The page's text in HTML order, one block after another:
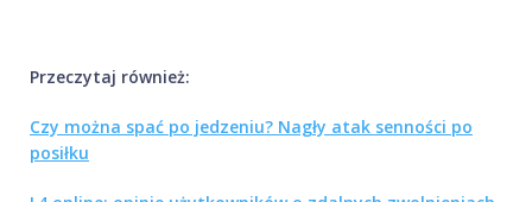
Przeczytaj również:
Czy można spać po jedzeniu? Nagły atak senności po
posiłku